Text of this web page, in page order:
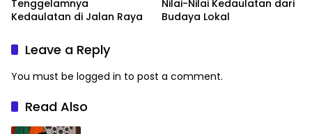
Tenggelamnya
Kedaulatan di Jalan Raya
Nilai-Nilai Kedaulatan dari
Budaya Lokal
Leave a Reply
You must be logged in to post a comment.
Read Also